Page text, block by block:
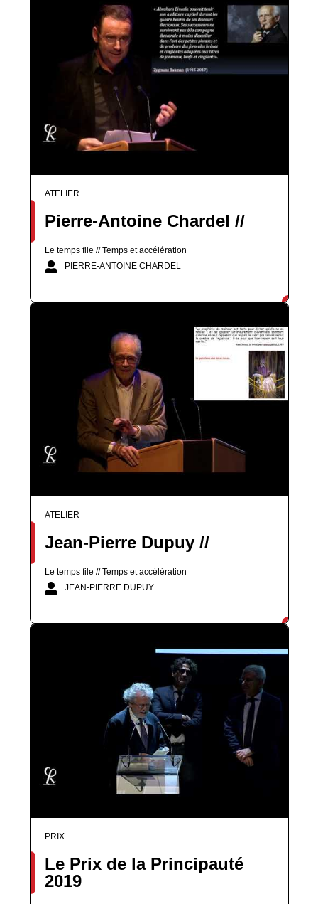
ATELIER
Pierre-Antoine Chardel //
Le temps file // Temps et accélération
PIERRE-ANTOINE CHARDEL
ATELIER
Jean-Pierre Dupuy //
Le temps file // Temps et accélération
JEAN-PIERRE DUPUY
PRIX
Le Prix de la Principauté
2019